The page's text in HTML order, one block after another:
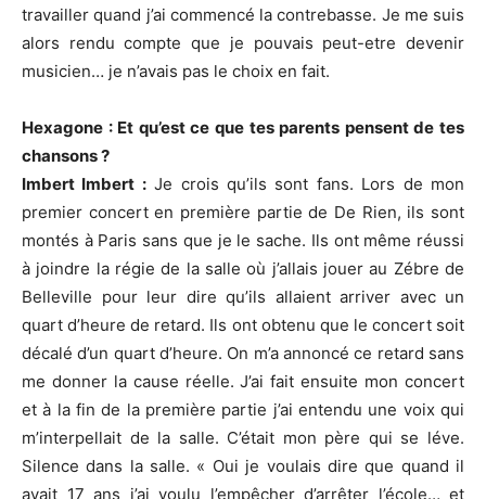
travailler quand j’ai commencé la contrebasse. Je me suis
alors rendu compte que je pouvais peut-etre devenir
musicien… je n’avais pas le choix en fait.
Hexagone : Et qu’est ce que tes parents pensent de tes
chansons ?
Imbert Imbert :Je crois qu’ils sont fans. Lors de mon
premier concert en première partie de De Rien, ils sont
montés à Paris sans que je le sache. Ils ont même réussi
à joindre la régie de la salle où j’allais jouer au Zébre de
Belleville pour leur dire qu’ils allaient arriver avec un
quart d’heure de retard. Ils ont obtenu que le concert soit
décalé d’un quart d’heure. On m’a annoncé ce retard sans
me donner la cause réelle. J’ai fait ensuite mon concert
et à la fin de la première partie j’ai entendu une voix qui
m’interpellait de la salle. C’était mon père qui se léve.
Silence dans la salle. « Oui je voulais dire que quand il
avait 17 ans j’ai voulu l’empêcher d’arrêter l’école… et